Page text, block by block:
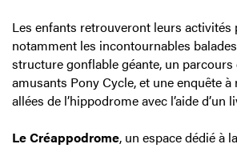
Les enfants retrouveront leurs activités
notamment les incontournables
structure gonflable géante, un
amusants Pony Cycle, et une enquête
allées de l’hippodrome avec l’aide d’un
Le Créappodrome, un espace dédié à